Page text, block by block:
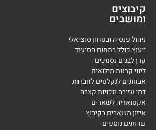
קיבוצים
ומושבים
ניהול פנסיה ובטחון סוציאלי
ייעוץ כולל בתחום הסיעוד
קרן לבנים נסמכים
ליווי קרנות מילואים
אבחונים לנקלטים לחברות
דמי עזיבה וזכויות קצבה
אקטואריה לשארים
איזון משאבים בקיבוץ
שרותים נוספים